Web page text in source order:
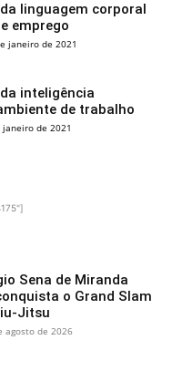
linguagem corporal
emprego
janeiro de 2021
inteligência
de trabalho
janeiro de 2021
Sena de Miranda
o Grand Slam
Jitsu
agosto de 2026